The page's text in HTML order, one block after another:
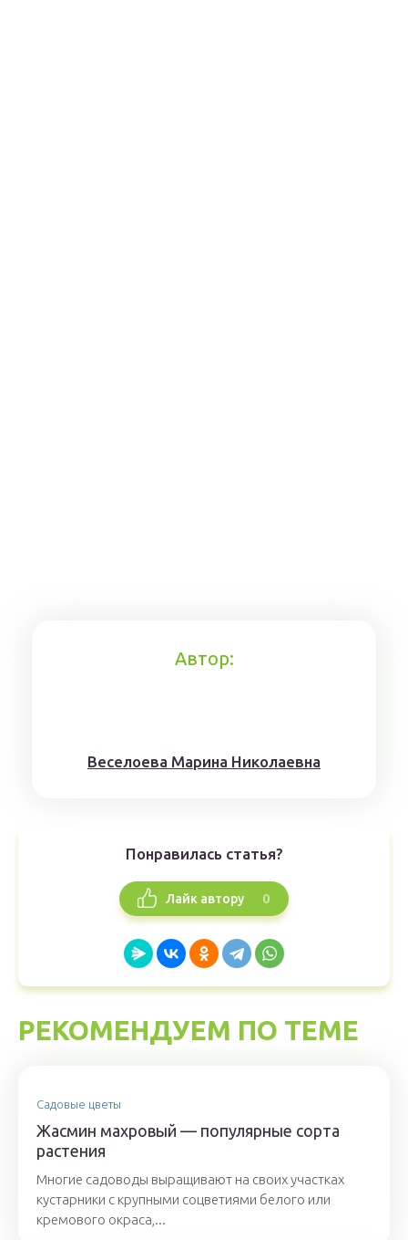
Автор:
Веселоева Марина Николаевна
Понравилась статья?
Лайк автору 0
РЕКОМЕНДУЕМ ПО ТЕМЕ
Садовые цветы
Жасмин махровый — популярные сорта
растения
Многие садоводы выращивают на своих участках
кустарники с крупными соцветиями белого или
кремового окраса,...